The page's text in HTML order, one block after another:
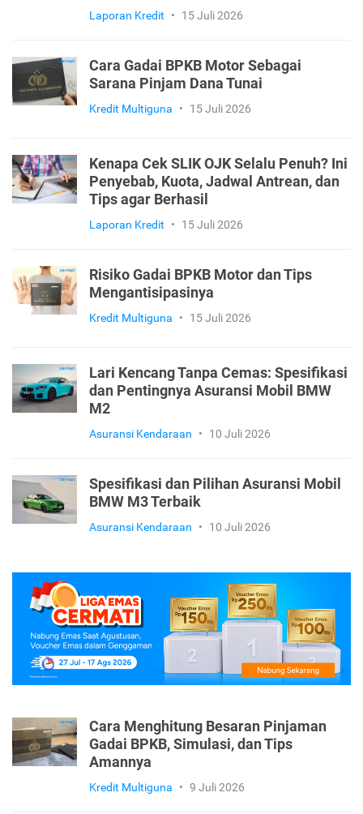
Laporan Kredit • 15 Juli 2026
Cara Gadai BPKB Motor Sebagai
Sarana Pinjam Dana Tunai
Kredit Multiguna • 15 Juli 2026
Kenapa Cek SLIK OJK Selalu Penuh? Ini
Penyebab, Kuota, Jadwal Antrean, dan
Tips agar Berhasil
Laporan Kredit • 15 Juli 2026
Risiko Gadai BPKB Motor dan Tips
Mengantisipasinya
Kredit Multiguna • 15 Juli 2026
Lari Kencang Tanpa Cemas: Spesifikasi
dan Pentingnya Asuransi Mobil BMW
M2
Asuransi Kendaraan • 10 Juli 2026
Spesifikasi dan Pilihan Asuransi Mobil
BMW M3 Terbaik
Asuransi Kendaraan • 10 Juli 2026
Cara Menghitung Besaran Pinjaman
Gadai BPKB, Simulasi, dan Tips
Amannya
Kredit Multiguna • 9 Juli 2026